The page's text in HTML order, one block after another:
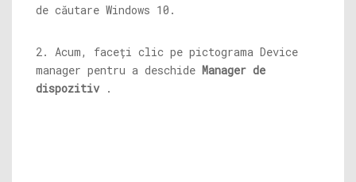
de căutare Windows 10.
2. Acum, faceți clic pe pictograma Device
manager pentru a deschide Manager de
dispozitiv .